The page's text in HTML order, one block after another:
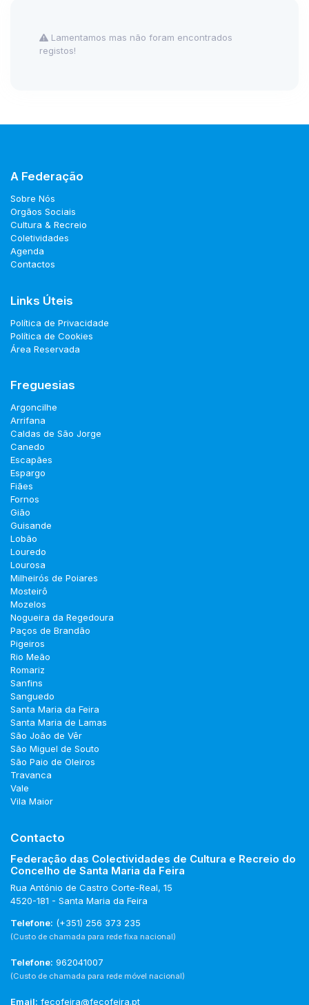
Lamentamos mas não foram encontrados
registos!
A Federação
Sobre Nós
Orgãos Sociais
Cultura & Recreio
Coletividades
Agenda
Contactos
Links Úteis
Política de Privacidade
Política de Cookies
Área Reservada
Freguesias
Argoncilhe
Arrifana
Caldas de São Jorge
Canedo
Escapães
Espargo
Fiães
Fornos
Gião
Guisande
Lobão
Louredo
Lourosa
Milheirós de Poiares
Mosteirô
Mozelos
Nogueira da Regedoura
Paços de Brandão
Pigeiros
Rio Meão
Romariz
Sanfins
Sanguedo
Santa Maria da Feira
Santa Maria de Lamas
São João de Vêr
São Miguel de Souto
São Paio de Oleiros
Travanca
Vale
Vila Maior
Contacto
Federação das Colectividades de Cultura e Recreio do
Concelho de Santa Maria da Feira
Rua António de Castro Corte-Real, 15
4520-181 - Santa Maria da Feira
Telefone: (+351) 256 373 235
(Custo de chamada para rede fixa nacional)
Telefone: 962041007
(Custo de chamada para rede móvel nacional)
Email: fecofeira@fecofeira.pt